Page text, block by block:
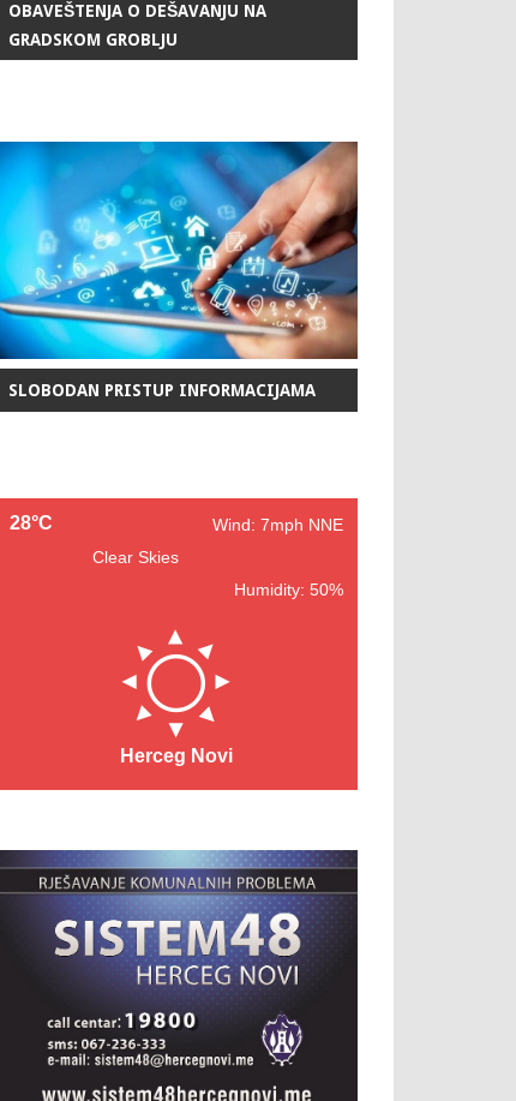
OBAVEŠTENJA O DEŠAVANJU NA
GRADSKOM GROBLJU
SLOBODAN PRISTUP INFORMACIJAMA
28°C
Wind: 7mph NNE
Clear Skies
Humidity: 50%
Herceg Novi